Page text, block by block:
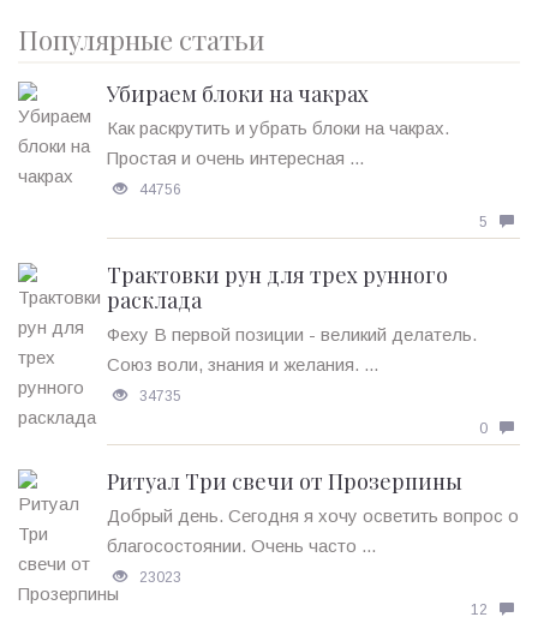
Популярные статьи
Убираем блоки на чакрах
Как раскрутить и убрать блоки на чакрах.
Простая и очень интересная ...
44756
5
Трактовки рун для трех рунного
расклада
Феху В первой позиции - великий делатель.
Союз воли, знания и желания. ...
34735
0
Ритуал Три свечи от Прозерпины
Добрый день. Сегодня я хочу осветить вопрос о
благосостоянии. Очень часто ...
23023
12